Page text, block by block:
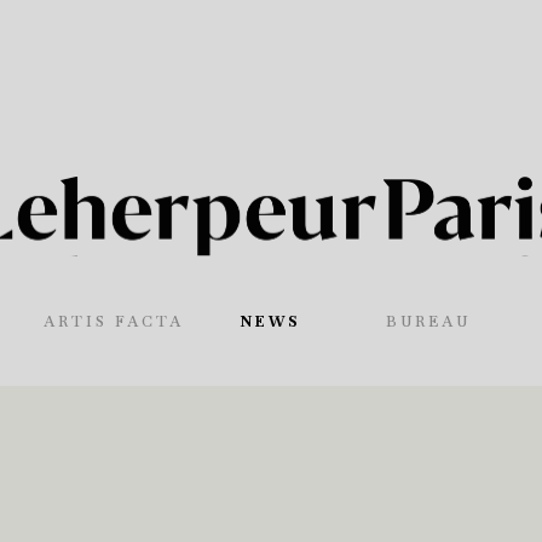
NEWS BUREAU
ARTIS FACTA